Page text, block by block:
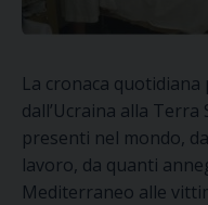
La cronaca
dall’Ucraina alla
presenti nel mondo,
lavoro, da quanti
Mediterraneo alle